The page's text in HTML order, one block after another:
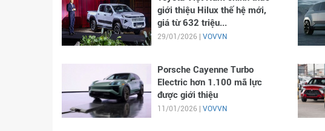
giới thiệu Hilux thế hệ mới,
giá từ 632 triệu...
29/01/2026 | VOVVN
Porsche Cayenne Turbo
Electric hơn 1.100 mã lực
được giới thiệu
11/01/2026 | VOVVN